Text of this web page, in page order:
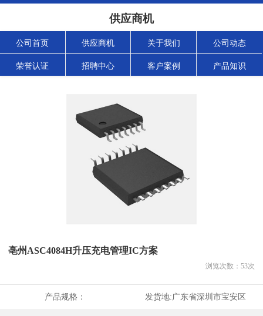
供应商机
公司首页 供应商机 关于我们 公司动态
荣誉认证 招聘中心 客户案例 产品知识
亳州ASC4084H升压充电管理IC方案
浏览次数： 53次
产品规格： 发货地:广东省深圳市宝安区